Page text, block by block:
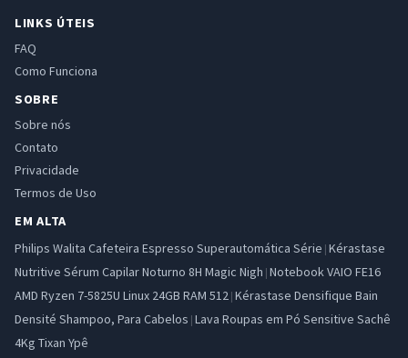
LINKS ÚTEIS
FAQ
Como Funciona
SOBRE
Sobre nós
Contato
Privacidade
Termos de Uso
EM ALTA
Philips Walita Cafeteira Espresso Superautomática Série | Kérastase
Nutritive Sérum Capilar Noturno 8H Magic Nigh | Notebook VAIO FE16
AMD Ryzen 7-5825U Linux 24GB RAM 512 | Kérastase Densifique Bain
Densité Shampoo, Para Cabelos | Lava Roupas em Pó Sensitive Sachê
4Kg Tixan Ypê